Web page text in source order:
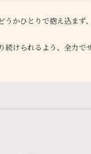
うかひとりで抱え込まず
続けられるよう、全力で